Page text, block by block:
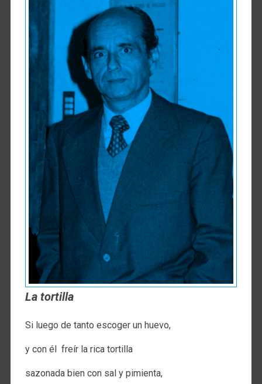
La tortilla
Si luego de tanto escoger un huevo,
y con él freír la rica tortilla
sazonada bien con sal y pimienta,